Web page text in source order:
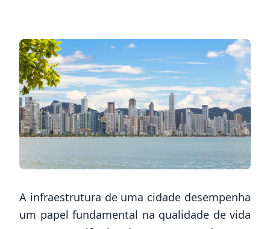
A infraestrutura de uma cidade desempenha
um papel fundamental na qualidade de vida